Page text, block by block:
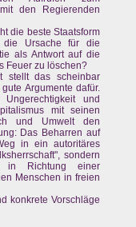
den Regierenden
die beste Staatsform
Ursache für die
als Antwort auf die
Feuer zu löschen?
stellt das scheinbar
Argumente dafür.
und
mit seinen
und Umwelt den
Das Beharren auf
in ein autoritäres
sondern
in Richtung einer
Menschen in freien
konkrete Vorschläge